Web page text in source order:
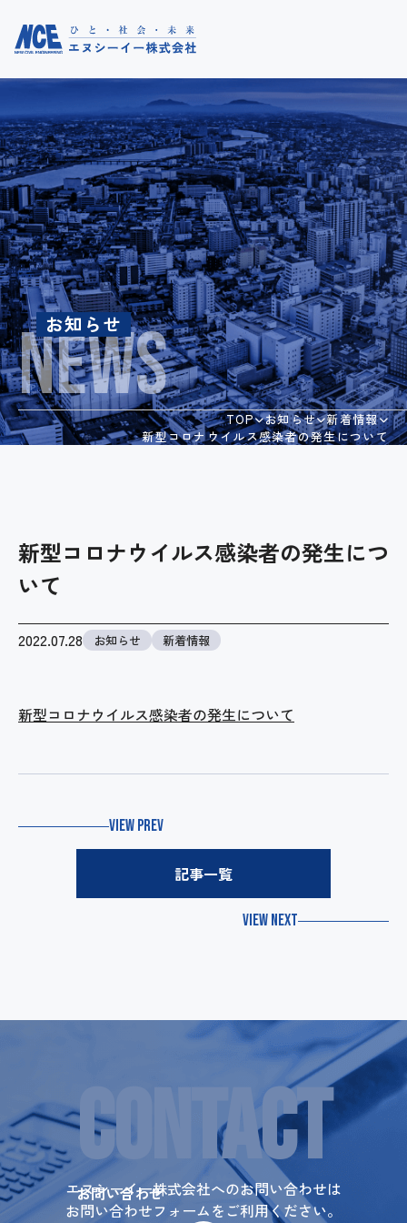
トップ
お知らせ
コラム
事業紹介
会社案内
お問い合わせ
個人情報保護方針
情報セキュリティ基本方針
NEWS
お知らせ
TOP お知らせ 新着情報
新型コロナウイルス感染者の発生について
新型コロナウイルス感染者の発生につ
いて
2022.07.28 お知らせ 新着情報
新型コロナウイルス感染者の発生について
VIEW PREV
記事一覧
VIEW NEXT
CONTACT
お問い合わせ
エヌシーイー株式会社へのお問い合わせは
お問い合わせフォームをご利用ください。